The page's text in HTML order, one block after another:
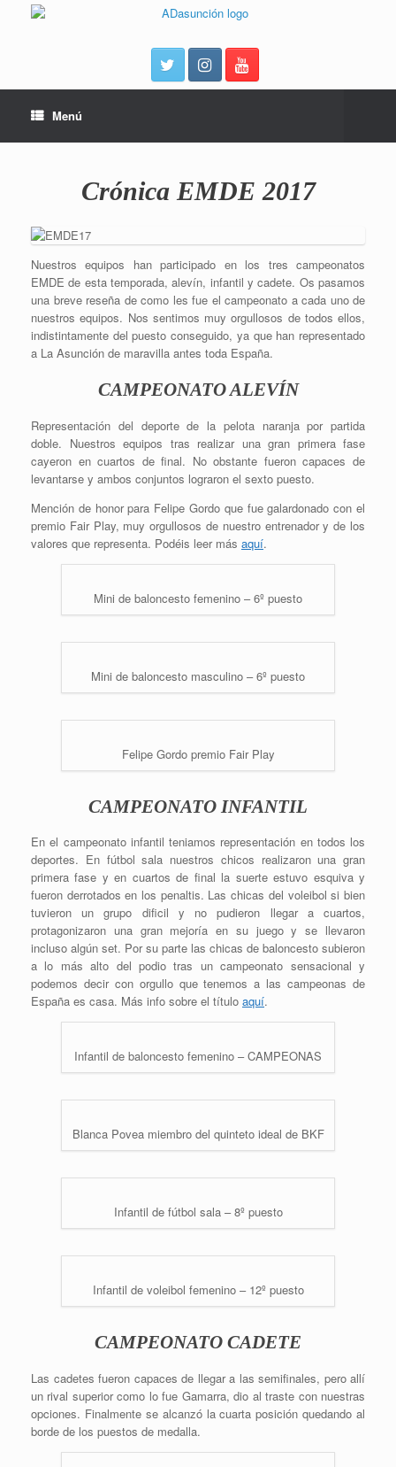
Menú
Crónica EMDE 2017
Nuestros equipos han participado en los tres campeonatos
EMDE de esta temporada, alevín, infantil y cadete. Os pasamos
una breve reseña de como les fue el campeonato a cada uno de
nuestros equipos. Nos sentimos muy orgullosos de todos ellos,
indistintamente del puesto conseguido, ya que han representado
a La Asunción de maravilla antes toda España.
CAMPEONATO ALEVÍN
Representación del deporte de la pelota naranja por partida
doble. Nuestros equipos tras realizar una gran primera fase
cayeron en cuartos de final. No obstante fueron capaces de
levantarse y ambos conjuntos lograron el sexto puesto.
Mención de honor para Felipe Gordo que fue galardonado con el
premio Fair Play, muy orgullosos de nuestro entrenador y de los
valores que representa. Podéis leer más aquí.
Mini de baloncesto femenino – 6º puesto
Mini de baloncesto masculino – 6º puesto
Felipe Gordo premio Fair Play
CAMPEONATO INFANTIL
En el campeonato infantil teniamos representación en todos los
deportes. En fútbol sala nuestros chicos realizaron una gran
primera fase y en cuartos de final la suerte estuvo esquiva y
fueron derrotados en los penaltis. Las chicas del voleibol si bien
tuvieron un grupo dificil y no pudieron llegar a cuartos,
protagonizaron una gran mejoría en su juego y se llevaron
incluso algún set. Por su parte las chicas de baloncesto subieron
a lo más alto del podio tras un campeonato sensacional y
podemos decir con orgullo que tenemos a las campeonas de
España es casa. Más info sobre el título aquí.
Infantil de baloncesto femenino – CAMPEONAS
Blanca Povea miembro del quinteto ideal de BKF
Infantil de fútbol sala – 8º puesto
Infantil de voleibol femenino – 12º puesto
CAMPEONATO CADETE
Las cadetes fueron capaces de llegar a las semifinales, pero allí
un rival superior como lo fue Gamarra, dio al traste con nuestras
opciones. Finalmente se alcanzó la cuarta posición quedando al
borde de los puestos de medalla.